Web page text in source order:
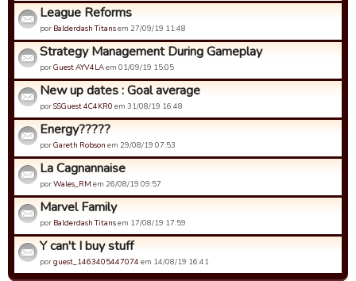
League Reforms
por Balderdash Titansem 27/09/19 11:48
Strategy Management During Gameplay
porGuest AYV4LAem 01/09/19 15:05
New up dates : Goal average
porSSGuest 4C4KR0 em 31/08/19 16:48
Energy?????
porGareth Robson em 29/08/19 07:53
La Cagnannaise
porWales_RM em 26/08/19 09:57
Marvel Family
por Balderdash Titansem 17/08/19 17:59
Y can't I buy stuff
porguest_1463405447074 em 14/08/19 16:41